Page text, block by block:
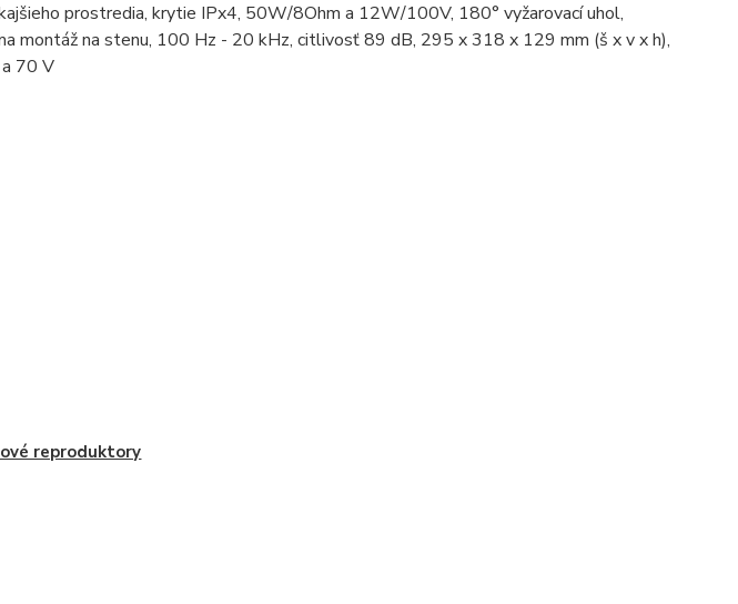
prostredia, krytie IPx4, 50W/8Ohm a 12W/100V, 180° vyžarovací uhol,
montáž na stenu, 100 Hz - 20 kHz, citlivosť 89 dB, 295 x 318 x 129 mm (š x v x h),
70 V
reproduktory